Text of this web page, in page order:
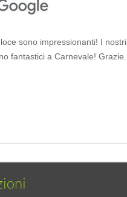
sono impressionanti! I nostri
fantastici a Carnevale! Grazie.